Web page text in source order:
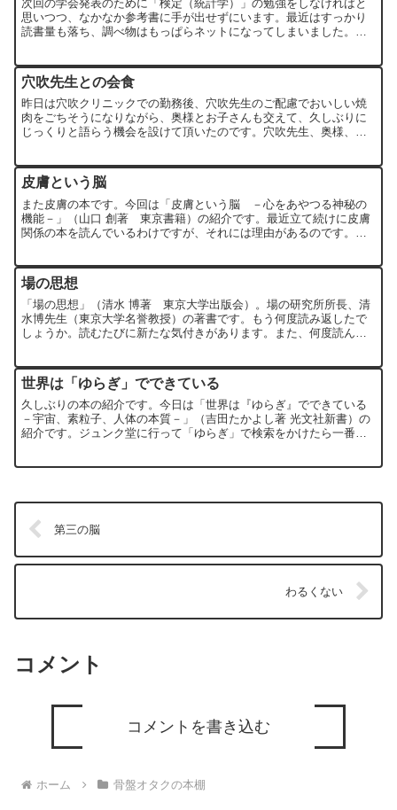
次回の学会発表のために「検定（統計学）」の勉強をしなければと
思いつつ、なかなか参考書に手が出せずにいます。最近はすっかり
読書量も落ち、調べ物はもっぱらネットになってしまいました。で
穴吹先生との会食
昨日は穴吹クリニックでの勤務後、穴吹先生のご配慮でおいしい焼
肉をごちそうになりながら、奥様とお子さんも交えて、久しぶりに
じっくりと語らう機会を設けて頂いたのです。穴吹先生、奥様、ど
皮膚という脳
また皮膚の本です。今回は「皮膚という脳 －心をあやつる神秘の
機能－」（山口 創著 東京書籍）の紹介です。最近立て続けに皮膚
関係の本を読んでいるわけですが、それには理由があるのです。そ
場の思想
「場の思想」（清水 博著 東京大学出版会）。場の研究所所長、清
水博先生（東京大学名誉教授）の著書です。もう何度読み返したで
しょうか。読むたびに新たな気付きがあります。また、何度読んで
世界は「ゆらぎ」でできている
久しぶりの本の紹介です。今日は「世界は『ゆらぎ』でできている
－宇宙、素粒子、人体の本質－」（吉田たかよし著 光文社新書）の
紹介です。ジュンク堂に行って「ゆらぎ」で検索をかけたら一番上
第三の脳
わるくない
コメント
コメントを書き込む
ホーム 骨盤オタクの本棚